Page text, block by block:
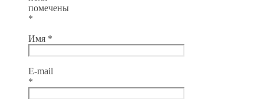
помечены
*
Имя *
E-mail
*